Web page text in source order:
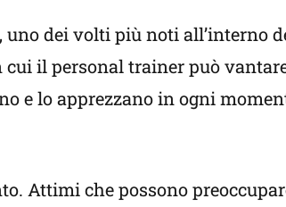
dei volti più noti all’interno
il personal trainer può
e lo apprezzano in ogni
Attimi che possono